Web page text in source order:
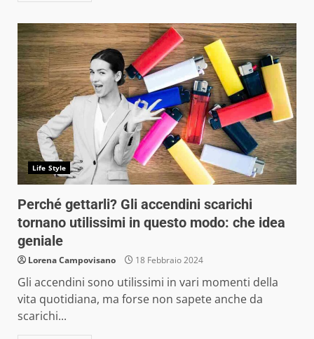
Life Style
Perché gettarli? Gli accendini scarichi
tornano utilissimi in questo modo: che idea
geniale
Lorena Campovisano 18 Febbraio 2024
Gli accendini sono utilissimi in vari momenti della
vita quotidiana, ma forse non sapete anche da
scarichi...